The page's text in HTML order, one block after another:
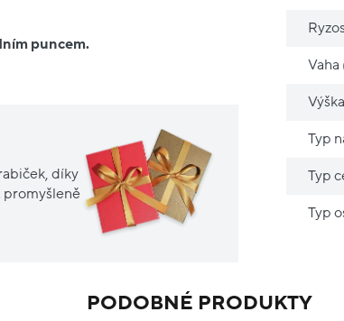
puncem.
díky
promyšleně
Vaha
Typ
Typ
Typ
PODOBNÉ PRODUKTY